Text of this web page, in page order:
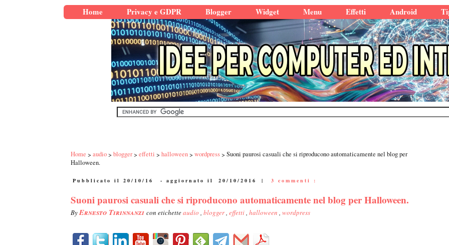
Home Privacy e GDPR Blogger Widget Menu Effetti Android
Home audio blogger effetti halloween wordpress
Suoni paurosi casuali che si riproducono automaticamente nel blog per
Halloween.
Pubblicato il 20/10/16 - aggiornato il 20/10/2016 | 3 commenti :
Suoni paurosi casuali che si riproducono automaticamente nel blog per Halloween.
ByErnesto Tirinnanzi con etichetteaudio , blogger, effetti, halloween , wordpress